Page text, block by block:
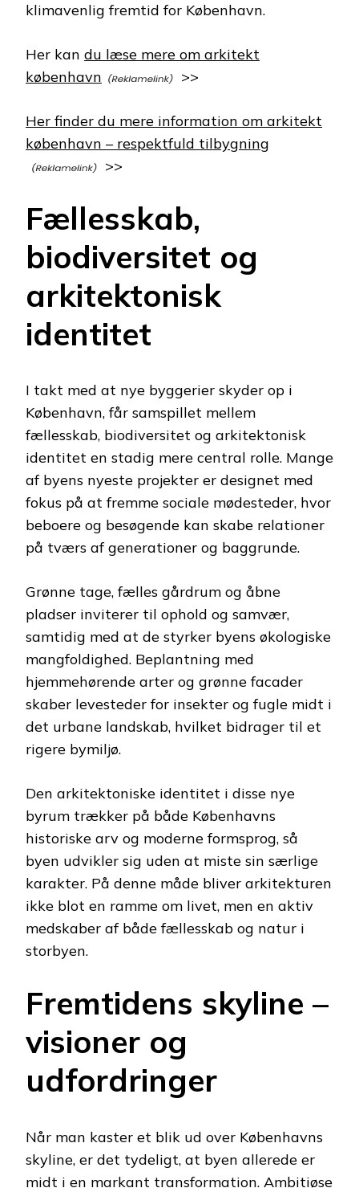
klimavenlig fremtid for København.
Her kan du læse mere om arkitekt
københavn
>>
Her finder du mere information om arkitekt
københavn – respektfuld tilbygning
>>
Fællesskab,
biodiversitet og
arkitektonisk
identitet
I takt med at nye byggerier skyder op i
København, får samspillet mellem
fællesskab, biodiversitet og arkitektonisk
identitet en stadig mere central rolle. Mange
af byens nyeste projekter er designet med
fokus på at fremme sociale mødesteder, hvor
beboere og besøgende kan skabe relationer
på tværs af generationer og baggrunde.
Grønne tage, fælles gårdrum og åbne
pladser inviterer til ophold og samvær,
samtidig med at de styrker byens økologiske
mangfoldighed. Beplantning med
hjemmehørende arter og grønne facader
skaber levesteder for insekter og fugle midt i
det urbane landskab, hvilket bidrager til et
rigere bymiljø.
Den arkitektoniske identitet i disse nye
byrum trækker på både Københavns
historiske arv og moderne formsprog, så
byen udvikler sig uden at miste sin særlige
karakter. På denne måde bliver arkitekturen
ikke blot en ramme om livet, men en aktiv
medskaber af både fællesskab og natur i
storbyen.
Fremtidens skyline –
visioner og
udfordringer
Når man kaster et blik ud over Københavns
skyline, er det tydeligt, at byen allerede er
midt i en markant transformation. Ambitiøse